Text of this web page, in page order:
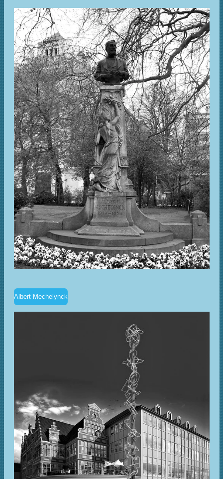
Albert Mechelynck